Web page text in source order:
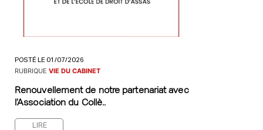
POSTÉ LE 01/07/2026
RUBRIQUE VIE DU CABINET
Renouvellement de notre partenariat avec
l’Association du Collè..
LIRE